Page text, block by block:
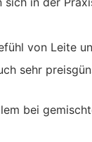
von Leite
sehr
bei